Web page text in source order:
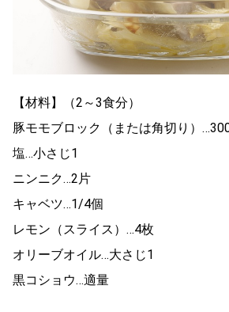
【材料】（2～3食分）
豚モモブロック（または角切り）
塩…小さじ1
ニンニク…2片
キャベツ…1/4個
レモン（スライス）…4枚
オリーブオイル…大さじ1
黒コショウ…適量